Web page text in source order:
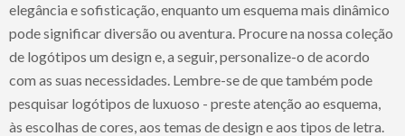
elegância e sofisticação, enquanto um esquema mais dinâmico
pode significar diversão ou aventura. Procure na nossa coleção
de logótipos um design e, a seguir, personalize-o de acordo
com as suas necessidades. Lembre-se de que também pode
pesquisar logótipos de luxuoso - preste atenção ao esquema,
às escolhas de cores, aos temas de design e aos tipos de letra.